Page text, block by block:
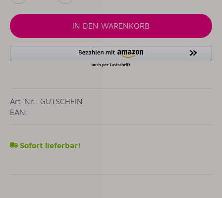
IN DEN WARENKORB
Art-Nr.: GUTSCHEIN
EAN:
Sofort lieferbar!